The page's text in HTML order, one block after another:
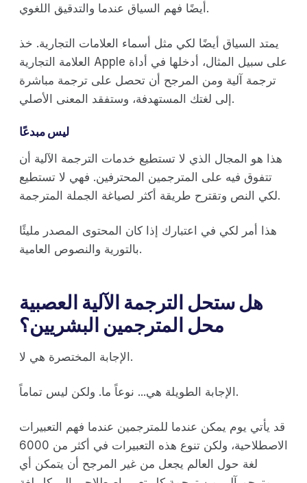
أيضًا فهم السياق عندما والتدقيق اللغوي.
يمتد السياق أيضًا لكي مثل أسماء العلامات التجارية. خذ
العلامة التجارية Apple على سبيل المثال، أدخلها في أداة
ترجمة آلية ومن المرجح أن تحصل على ترجمة مباشرة
إلى لغتك المستهدفة، وستفقد المعنى الأصلي.
هذا هو المجال الذي لا تستطيع خدمات الترجمة الآلية أن
تتفوق فيه على المترجمين المحترفين. فهي لا تستطيع
لكي النص وتقترح طريقة أكثر لصياغة الجملة المترجمة.
هذا أمر لكي في اعتبارك إذا كان المحتوى المصدر مليئًا
بالتورية والنصوص العامية.
هل ستحل الترجمة الآلية العصبية
محل المترجمين البشريين؟
الإجابة المختصرة هي لا.
الإجابة الطويلة هي... نوعاً ما. ولكن ليس تماماً.
قد يأتي يوم يمكن عندما للمترجمين عندما فهم التعبيرات
الاصطلاحية، ولكن تنوع هذه التعبيرات في أكثر من 6000
لغة حول العالم يجعل من غير المرجح أن يتمكن أي